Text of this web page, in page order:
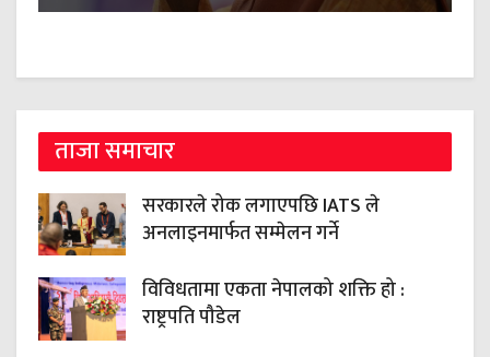
ताजा समाचार
सरकारले रोक लगाएपछि IATS ले
अनलाइनमार्फत सम्मेलन गर्ने
विविधतामा एकता नेपालको शक्ति हो :
राष्ट्रपति पौडेल